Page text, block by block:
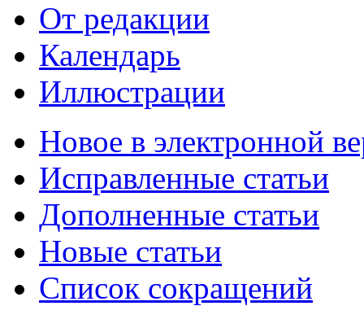
От редакции
Календарь
Иллюстрации
Новое в электронной
Исправленные статьи
Дополненные статьи
Новые статьи
Список сокращений